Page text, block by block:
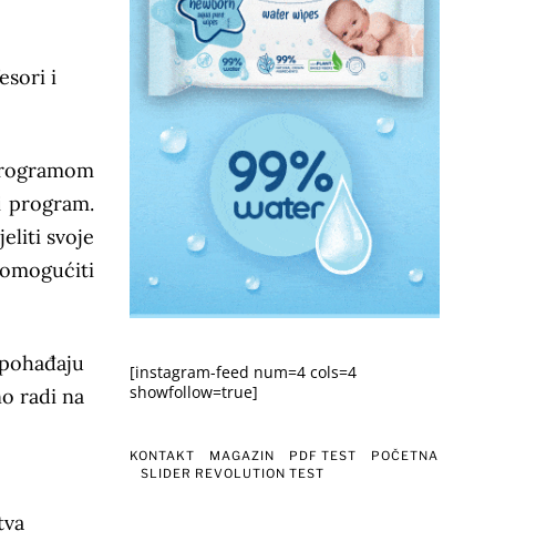
i
svoje
radi na
[instagram-feed num=4 cols=4
showfollow=true]
KONTAKT MAGAZIN PDF TEST
POČETNA
SLIDER REVOLUTION TEST